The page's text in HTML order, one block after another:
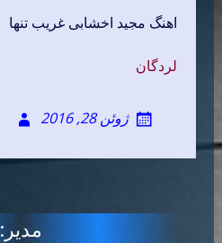
اهنگ مجید اخشابی غریب تنها
لردگان
ژوئن 28, 2016
مدیر: